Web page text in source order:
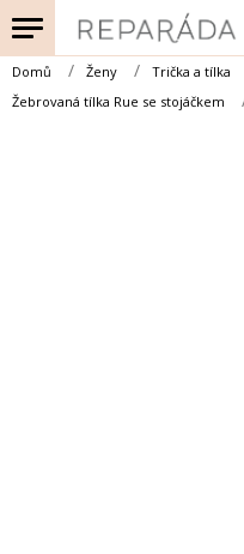
na
obsah
Domů Ženy Trička a tílka
Žebrovaná tílka Rue se stojáčkem